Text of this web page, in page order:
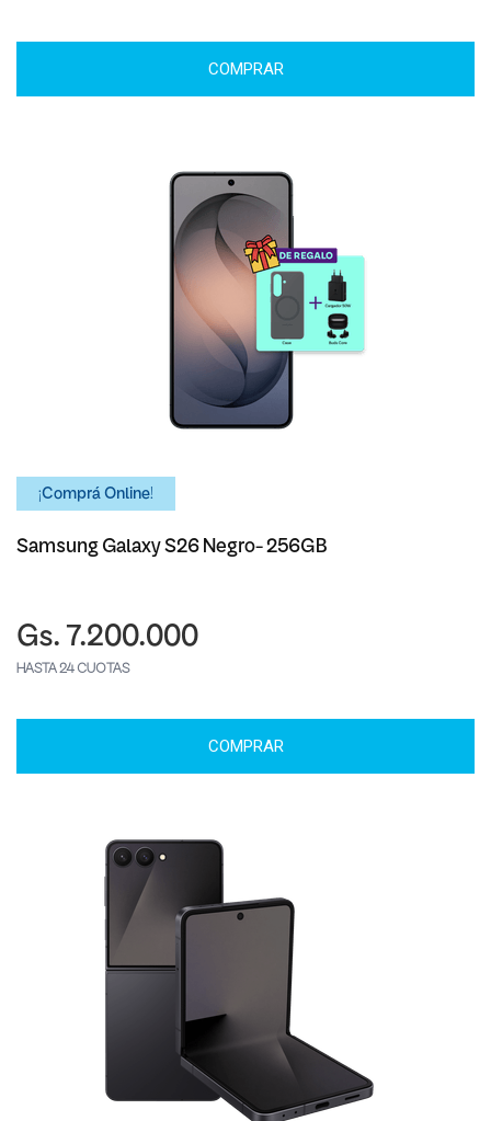
COMPRAR
¡Comprá Online!
Samsung Galaxy S26 Negro- 256GB
Gs. 7.200.000
HASTA 24 CUOTAS
COMPRAR